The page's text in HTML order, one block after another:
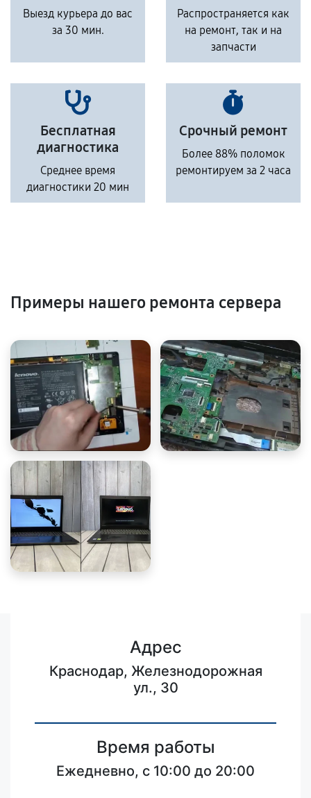
Выезд курьера до вас
за 30 мин.
Распространяется как
на ремонт, так и на
запчасти
Бесплатная
диагностика
Среднее время
диагностики 20 мин
Срочный ремонт
Более 88% поломок
ремонтируем за 2 часа
Примеры нашего ремонта сервера
Адрес
Краснодар, Железнодорожная
ул., 30
Время работы
Ежедневно, с 10:00 до 20:00